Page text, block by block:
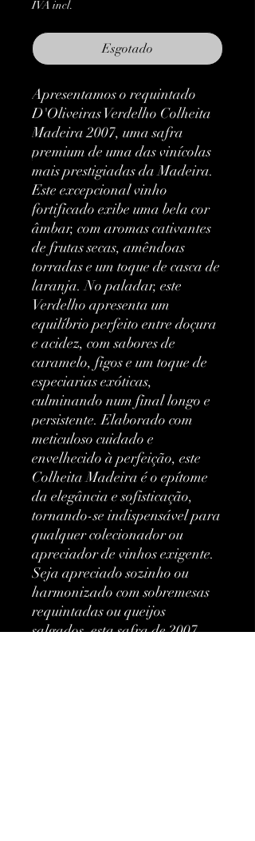
IVA incl.
Esgotado
Apresentamos o requintado
D'Oliveiras Verdelho Colheita
Madeira 2007, uma safra
premium de uma das vinícolas
mais prestigiadas da Madeira.
Este excepcional vinho
fortificado exibe uma bela cor
âmbar, com aromas cativantes
de frutas secas, amêndoas
torradas e um toque de casca de
laranja. No paladar, este
Verdelho apresenta um
equilíbrio perfeito entre doçura
e acidez, com sabores de
caramelo, figos e um toque de
especiarias exóticas,
culminando num final longo e
persistente. Elaborado com
meticuloso cuidado e
envelhecido à perfeição, este
Colheita Madeira é o epítome
da elegância e sofisticação,
tornando-se indispensável para
qualquer colecionador ou
apreciador de vinhos exigente.
Seja apreciado sozinho ou
harmonizado com sobremesas
requintadas ou queijos
salgados, esta safra de 2007